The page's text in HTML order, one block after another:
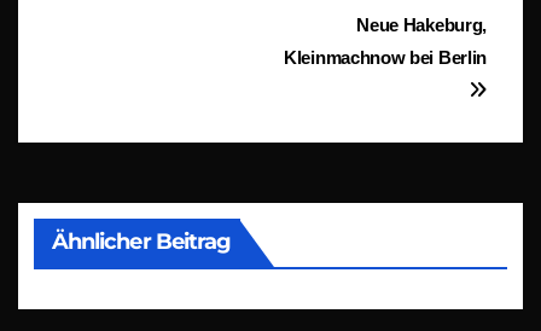
BeitragsnavigationNeue Hakeburg,
Kleinmachnow bei Berlin
Ähnlicher Beitrag